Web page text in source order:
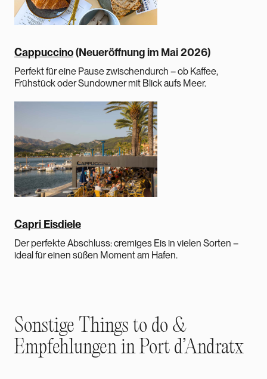
Cappuccino(Neueröffnung im Mai 2026)
Perfekt für eine Pause zwischendurch – ob Kaffee,
Frühstück oder Sundowner mit Blick aufs Meer.
Capri Eisdiele
Der perfekte Abschluss: cremiges Eis in vielen Sorten –
ideal für einen süßen Moment am Hafen.
Sonstige Things to do &
Empfehlungen in Port d’Andratx‍